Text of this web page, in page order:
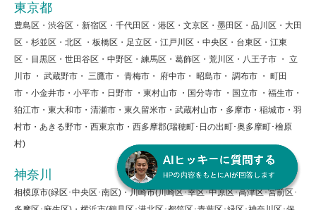
東京都
豊島区・渋谷区・新宿区・千代田区・港区・文京区・墨田区・品川区・大田
区・杉並区・北区 ・板橋区・足立区・江戸川区・中央区・台東区・江東
区・目黒区・世田谷区・中野区・練馬区・葛飾区・荒川区・八王子市 ・ 立
川市 ・ 武蔵野市・ 三鷹市・ 青梅市・ 府中市・ 昭島市・ 調布市 ・ 町田
市・小金井市・小平市・日野市 ・東村山市 ・国分寺市 ・国立市 ・福生市・
狛江市・東大和市・清瀬市・東久留米市・武蔵村山市・多摩市・稲城市・羽
村市・あきる野市・西東京市・西多摩郡(瑞穂町･日の出町･奥多摩町･檜原
村)
神奈川
相模原市(緑区･中央区･南区)・川崎市(川崎区･幸区･中原区･高津区･宮前区･